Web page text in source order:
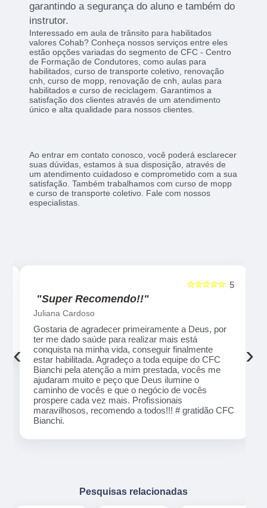
garantindo a segurança do aluno e também do
instrutor.
Interessado em aula de trânsito para habilitados
valores Cohab? Conheça nossos serviços entre eles
estão opções variadas do segmento de CFC - Centro
de Formação de Condutores, como aulas para
habilitados, curso de transporte coletivo, renovação
cnh, curso de mopp, renovação de cnh, aulas para
habilitados e curso de reciclagem. Garantimos a
satisfação dos clientes através de um atendimento
único e alta qualidade para nossos clientes.
Ao entrar em contato conosco, você poderá esclarecer
suas dúvidas, estamos à sua disposição, através de
um atendimento cuidadoso e comprometido com a sua
satisfação. Também trabalhamos com curso de mopp
e curso de transporte coletivo. Fale com nossos
especialistas.
☆☆☆☆☆
"Recomendo!!"
Alexsandro Sr
Um lugar muito bom, exelente atendimento ao
público em geral. Adorei, pessoal muito profissional
em tudo, excelentes instrutores, nota 1000!!
‹ ›